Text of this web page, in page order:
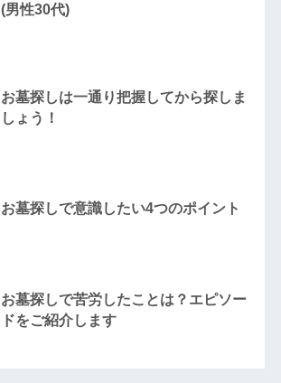
(男性30代)
お墓探しは一通り把握してから探しま
しょう！
お墓探しで意識したい4つのポイント
お墓探しで苦労したことは？エピソー
ドをご紹介します